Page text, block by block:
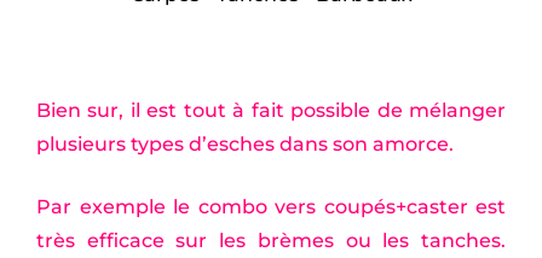
Bien sur, il est tout à fait possible de mélanger
plusieurs types d’esches dans son amorce.
Par exemple le combo vers coupés+caster est
très efficace sur les brèmes ou les tanches.